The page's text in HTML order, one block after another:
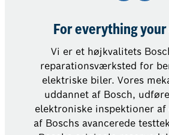
For everything
Vi er et højkvalitets
reparationsværksted for
elektriske biler. Vores
uddannet af Bosch,
elektroniske inspektioner
af Boschs avancerede